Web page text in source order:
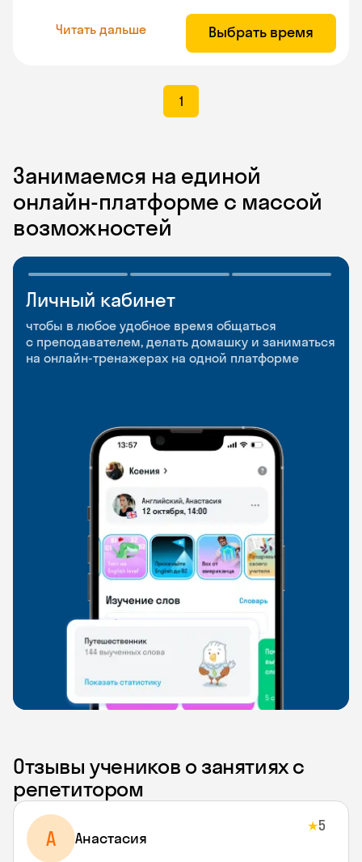
Читать дальше Выбрать время
1
Занимаемся на единой
онлайн-платформе с массой
возможностей
Личный кабинет
чтобы в любое удобное время общаться
с преподавателем, делать домашку и заниматься
на онлайн-тренажерах на одной платформе
Мобильное
приложение
чтобы заниматься и изучать новые слова где
и когда удобно
Разговорные клубы
и Talks
Групповые занятия для разговорной практики
и индивидуальные встречи с преподавателями
Отзывы учеников о занятиях с
репетитором
А Анастасия
★5